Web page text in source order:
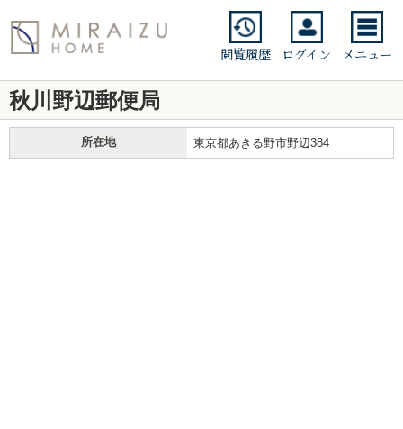
閲覧履歴 ログイン メニュー
秋川野辺郵便局
所在地 東京都あきる野市野辺384